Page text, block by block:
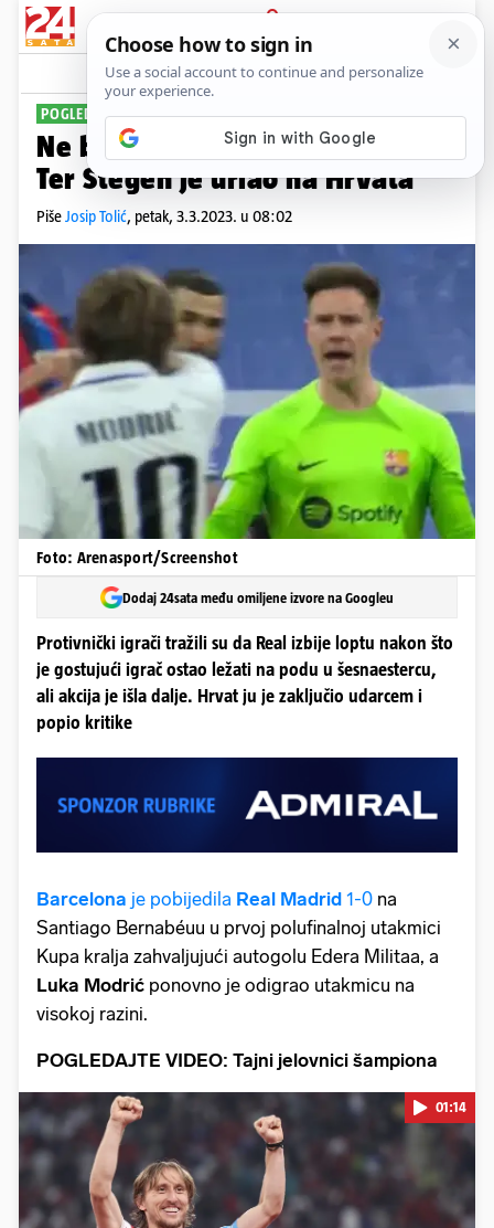
PRIJAVA
Sport Komentari
POGLEDAJTE VIDEO
Ne baš fair-play potez Modrića:
Ter Stegen je urlao na Hrvata
PišeJosip Tolić, petak, 3.3.2023. u 08:02
Foto: Arenasport/Screenshot
Dodaj 24sata među omiljene izvore na Googleu
Protivnički igrači tražili su da Real izbije loptu nakon što
je gostujući igrač ostao ležati na podu u šesnaestercu,
ali akcija je išla dalje. Hrvat ju je zaključio udarcem i
popio kritike
Barcelona je pobijedila Real Madrid 1-0 na
Santiago Bernabéuu u prvoj polufinalnoj utakmici
Kupa kralja zahvaljujući autogolu Edera Militaa, a
Luka Modrić ponovno je odigrao utakmicu na
visokoj razini.
POGLEDAJTE VIDEO: Tajni jelovnici šampiona
01:14